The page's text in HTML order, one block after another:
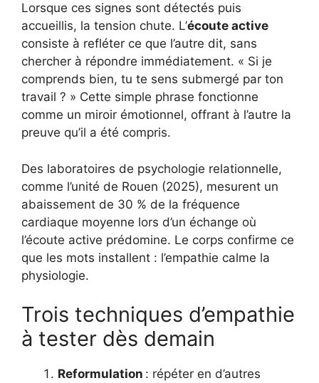
Lorsque ces signes sont détectés puis
accueillis, la tension chute. L’écoute active
consiste à refléter ce que l’autre dit, sans
chercher à répondre immédiatement. « Si je
comprends bien, tu te sens submergé par ton
travail ? » Cette simple phrase fonctionne
comme un miroir émotionnel, offrant à l’autre la
preuve qu’il a été compris.
Des laboratoires de psychologie relationnelle,
comme l’unité de Rouen (2025), mesurent un
abaissement de 30 % de la fréquence
cardiaque moyenne lors d’un échange où
l’écoute active prédomine. Le corps confirme ce
que les mots installent : l’empathie calme la
physiologie.
Trois techniques d’empathie
à tester dès demain
Reformulation : répéter en d’autres